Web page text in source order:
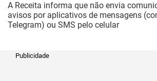
A Receita informa que não envia
avisos por aplicativos de mensagens
Telegram) ou SMS pelo celular
Publicidade